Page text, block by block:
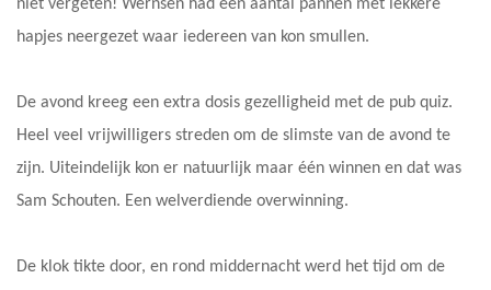
niet vergeten! Wernsen had een aantal pannen met lekkere
hapjes neergezet waar iedereen van kon smullen.
De avond kreeg een extra dosis gezelligheid met de pub quiz.
Heel veel vrijwilligers streden om de slimste van de avond te
zijn. Uiteindelijk kon er natuurlijk maar één winnen en dat was
Sam Schouten. Een welverdiende overwinning.
De klok tikte door, en rond middernacht werd het tijd om de